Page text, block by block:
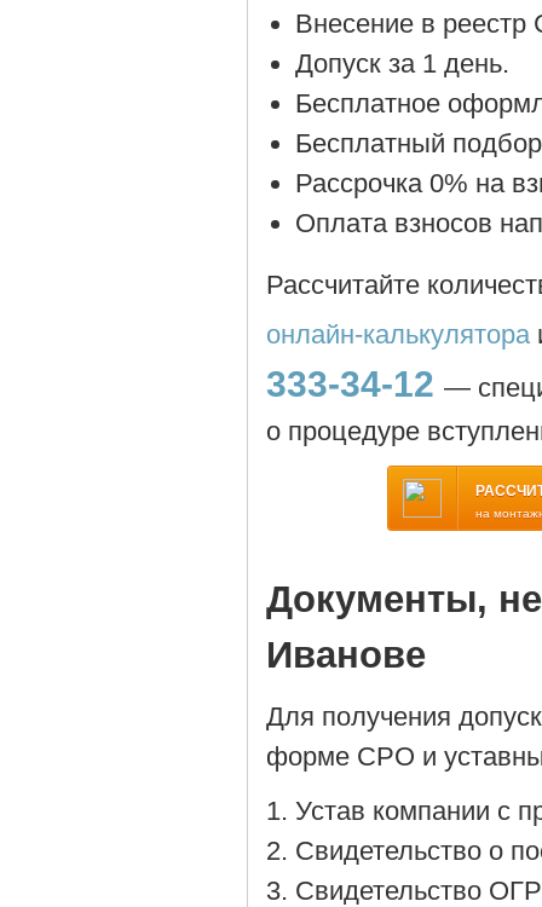
Внесение в
Допуск за 1 день.
Бесплатное
Бесплатный
Рассрочка 0% на
Оплата взносов
Рассчитайте
онлайн-калькулятора
333-34-12 —
о процедуре
на
Документы,
Иванове
Для получения
форме СРО и
Устав компании с
Cвидетельство о
Cвидетельство